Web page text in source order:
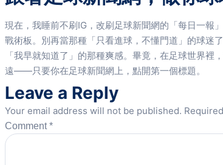
現在，我睡前不刷IG，改刷足球新聞網的「每日一報
戰術板。別再當那種「只看進球，不懂門道」的球迷
「我早就知道了」的那種爽感。畢竟，在足球世界
遠——只要你在足球新聞網上，點開第一個標題。
Leave a Reply
Your email address will not be published.
Comment*